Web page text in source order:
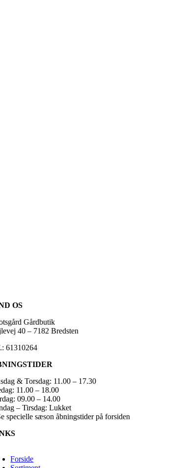
OS
Gårdbutik
40 – 7182 Bredsten
61310264
& Torsdag: 11.00 – 17.30
11.00 – 18.00
09.00 – 14.00
– Tirsdag: Lukket
specielle sæson åbningstider på forsiden
Forside